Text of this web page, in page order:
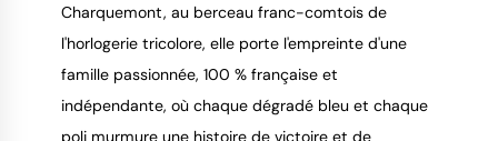
Charquemont, au berceau franc-comtois de
l'horlogerie tricolore, elle porte l'empreinte d'une
famille passionnée, 100 % française et
indépendante, où chaque dégradé bleu et chaque
poli murmure une histoire de victoire et de